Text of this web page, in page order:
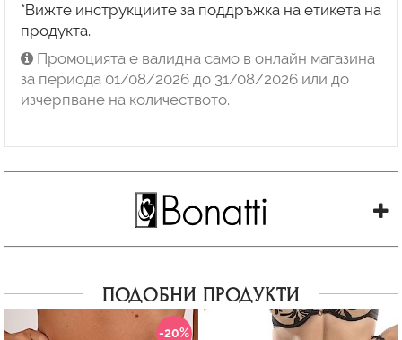
*Вижте инструкциите за поддръжка на етикета на
продукта.
Промоцията е валидна само в онлайн магазина
за периода 01/08/2026 до 31/08/2026 или до
изчерпване на количеството.
ПОДОБНИ ПРОДУКТИ
-20%